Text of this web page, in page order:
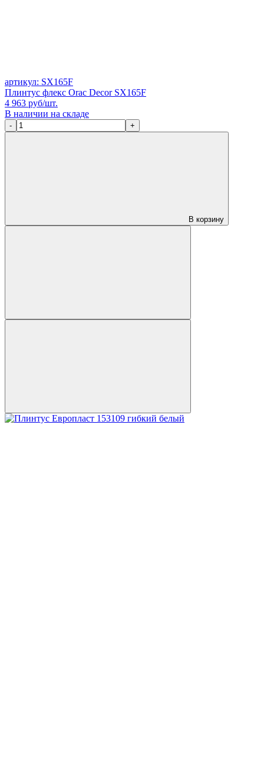
артикул: SX165F
Плинтус флекс Orac Decor SX165F
4 963 руб/шт.
В наличии на складе
- +
В корзину